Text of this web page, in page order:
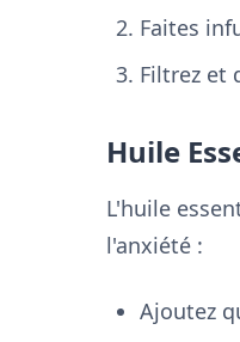
Faites
Filtrez et
Huile
L'huile
l'anxiété :
Ajoutez